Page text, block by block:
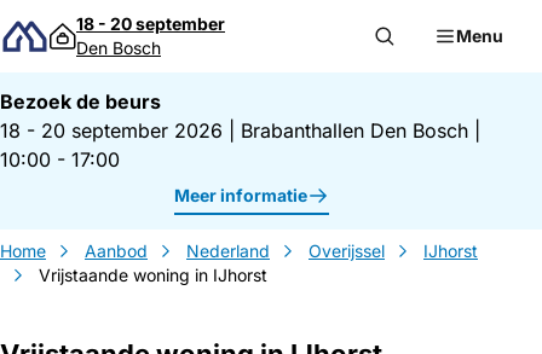
Direct naar inhoud
18 - 20 september
Den Bosch
Menu
Bezoek de beurs
18 - 20 september 2026
Brabanthallen Den Bosch
10:00 - 17:00
Meer informatie
Home Aanbod Nederland Overijssel
IJhorst
Vrijstaande woning in IJhorst